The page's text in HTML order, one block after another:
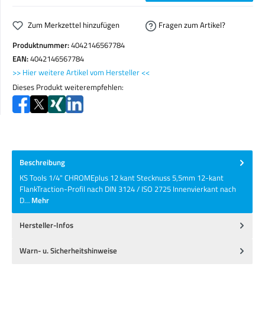
Zum Merkzettel hinzufügen
Fragen zum Artikel?
Produktnummer:4042146567784
EAN:4042146567784
>> Hier weitere Artikel vom Hersteller <<
Dieses Produkt weiterempfehlen:
Beschreibung
KS Tools 1/4" CHROMEplus 12 kant Stecknuss 5,5mm 12-kant
FlankTraction-Profil nach DIN 3124 / ISO 2725 Innenvierkant nach
D… Mehr
Hersteller-Infos
Warn- u. Sicherheitshinweise